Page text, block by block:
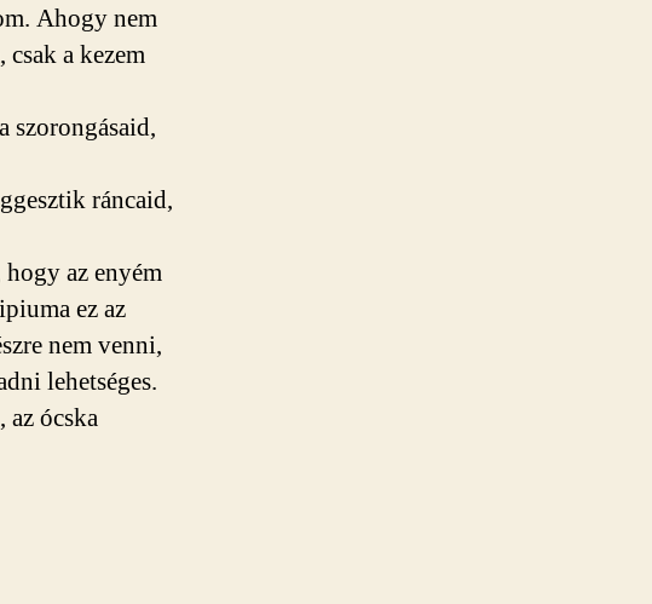
Ahogy nem
a kezem
szorongásaid,
ráncaid,
az enyém
ez az
nem venni,
lehetséges.
az ócska